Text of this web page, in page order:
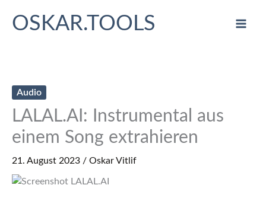
InhaltOSKAR.TOOLS
Audio
LALAL.AI: Instrumental aus
einem Song extrahieren
21. August 2023 / Oskar Vitlif